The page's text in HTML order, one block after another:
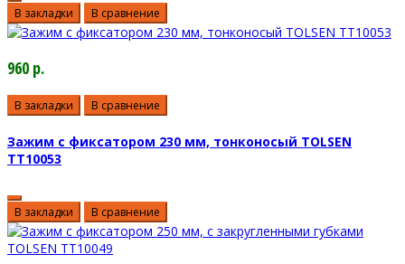
В закладки В сравнение
960 р.
В закладки В сравнение
Зажим с фиксатором 230 мм, тонконосый TOLSEN
TT10053
В закладки В сравнение